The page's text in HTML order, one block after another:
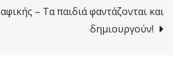
– Τα παιδιά φαντάζονται και
δημιουργούν!